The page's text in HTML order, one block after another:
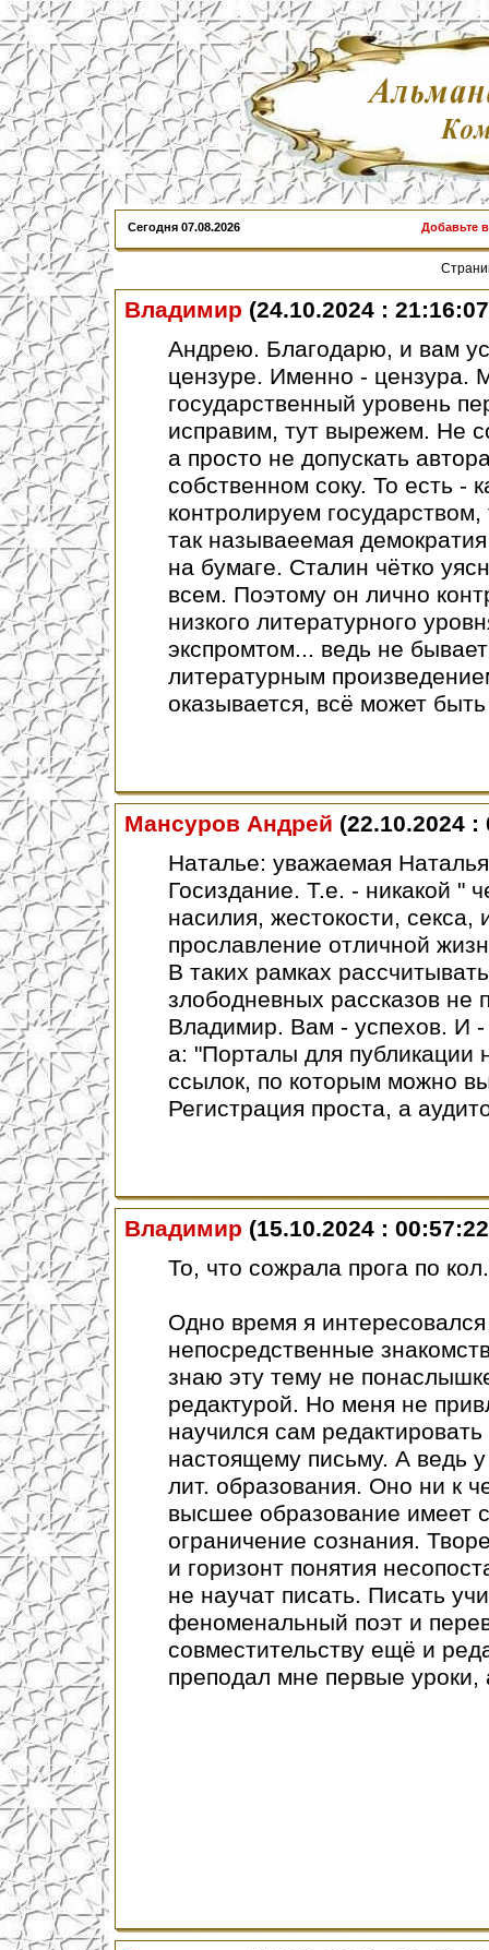
Сегодня 07.08.2026 Добавьте
Владимир (24.10.2024 :
Андрею. Благодарю, и вам
цензуре. Именно - цензура.
государственный уровень
исправим, тут вырежем. Не
а просто не допускать
собственном соку. То есть -
контролируем
так называеемая
на бумаге. Сталин чётко
всем. Поэтому он лично
низкого литературного
экспромтом... ведь не
литературным
оказывается, всё может
Мансуров Андрей (22.10.2024 :
Наталье: уважаемая
Госиздание. Т.е. - никакой "
насилия, жестокости, секса,
прославление отличной
В таких рамках
злободневных рассказов
Владимир. Вам - успехов. И -
а: "Порталы для публикации
ссылок, по которым можно
Регистрация проста, а
Владимир (15.10.2024 :
То, что сожрала прога по
Одно время я
непосредственные
знаю эту тему не
редактурой. Но меня не
научился сам
настоящему письму. А ведь
лит. образования. Оно ни к
высшее образование имеет
ограничение сознания.
и горизонт понятия
не научат писать. Писать
феноменальный поэт и
совместительству ещё и
преподал мне первые уроки,